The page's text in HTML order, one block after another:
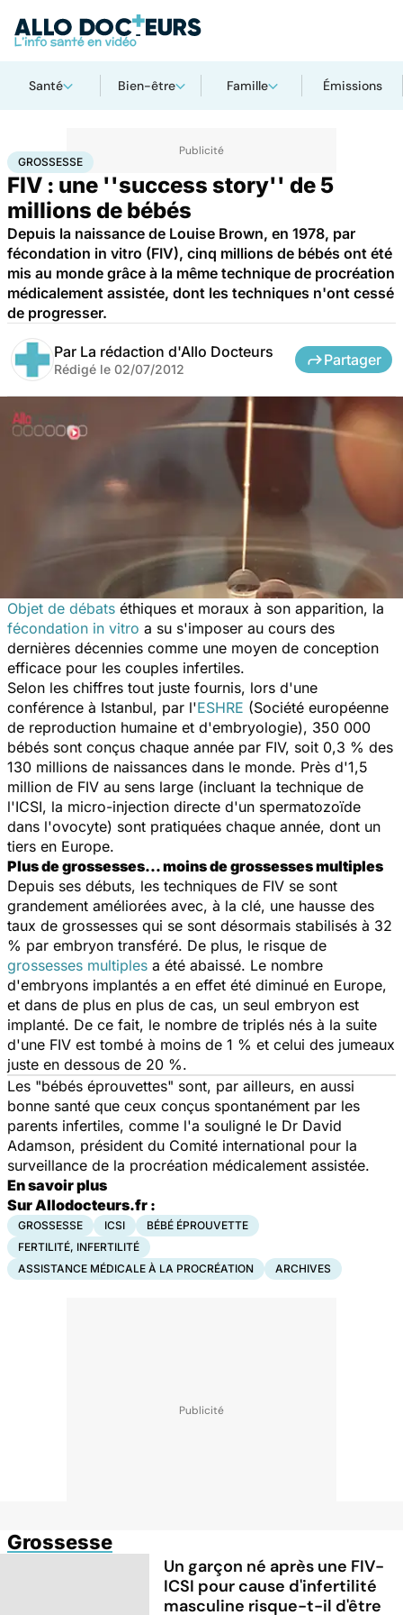
Santé Bien-être Famille Émissions
AccueilFamille Procréation Grossesse
GROSSESSE
FIV : une ''success story'' de 5
millions de bébés
Depuis la naissance de Louise Brown, en 1978, par
fécondation in vitro (FIV), cinq millions de bébés ont été
mis au monde grâce à la même technique de procréation
médicalement assistée, dont les techniques n'ont cessé
de progresser.
Par La rédaction d'Allo Docteurs
Rédigé le 02/07/2012
Partager
Objet de débats éthiques et moraux à son apparition, la
fécondation in vitro a su s'imposer au cours des
dernières décennies comme une moyen de conception
efficace pour les couples infertiles.
Selon les chiffres tout juste fournis, lors d'une
conférence à Istanbul, par l'ESHRE (Société européenne
de reproduction humaine et d'embryologie), 350 000
bébés sont conçus chaque année par FIV, soit 0,3 % des
130 millions de naissances dans le monde. Près d'1,5
million de FIV au sens large (incluant la technique de
l'ICSI, la micro-injection directe d'un spermatozoïde
dans l'ovocyte) sont pratiquées chaque année, dont un
tiers en Europe.
Plus de grossesses… moins de grossesses multiples
Depuis ses débuts, les techniques de FIV se sont
grandement améliorées avec, à la clé, une hausse des
taux de grossesses qui se sont désormais stabilisés à 32
% par embryon transféré. De plus, le risque de
grossesses multiples a été abaissé. Le nombre
d'embryons implantés a en effet été diminué en Europe,
et dans de plus en plus de cas, un seul embryon est
implanté. De ce fait, le nombre de triplés nés à la suite
d'une FIV est tombé à moins de 1 % et celui des jumeaux
juste en dessous de 20 %.
Les "bébés éprouvettes" sont, par ailleurs, en aussi
bonne santé que ceux conçus spontanément par les
parents infertiles, comme l'a souligné le Dr David
Adamson, président du Comité international pour la
surveillance de la procréation médicalement assistée.
En savoir plus
Sur Allodocteurs.fr :
GROSSESSE ICSI
BÉBÉ ÉPROUVETTE
FERTILITÉ, INFERTILITÉ
ASSISTANCE MÉDICALE À LA PROCRÉATION
ARCHIVES
Grossesse
Un garçon né après une FIV-
ICSI pour cause d'infertilité
masculine risque-t-il d'être